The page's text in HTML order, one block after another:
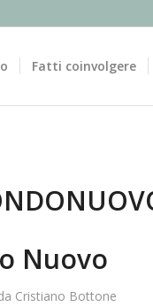
Fatti coinvolgere
Nuovo
Cristiano Bottone